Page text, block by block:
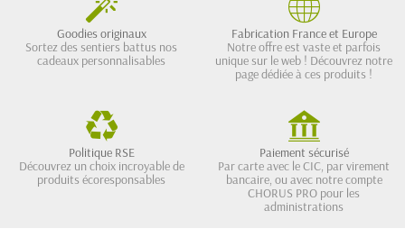
Goodies originaux
Sortez des sentiers battus nos
cadeaux personnalisables
Fabrication France et Europe
Notre offre est vaste et parfois
unique sur le web ! Découvrez notre
page dédiée à ces produits !
Politique RSE
Découvrez un choix incroyable de
produits écoresponsables
Paiement sécurisé
Par carte avec le CIC, par virement
bancaire, ou avec notre compte
CHORUS PRO pour les
administrations